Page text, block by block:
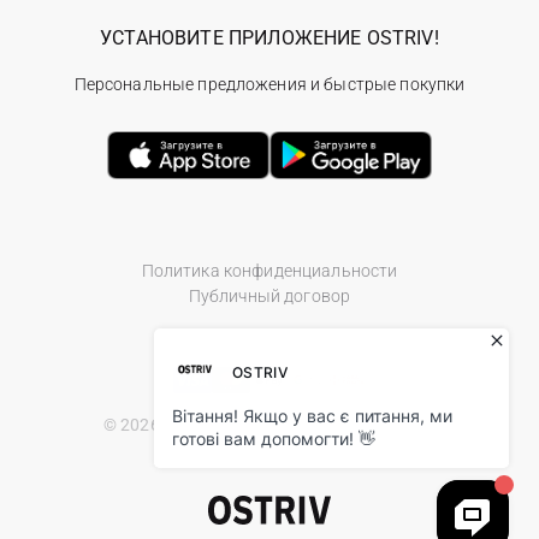
Политика конфиденциальности
Публичный договор
© 2026 Ostriv.ua Store. All Rights Reserved.
УСТАНОВИТЕ ПРИЛОЖЕНИЕ OSTRIV!
Персональные предложения и быстрые покупки